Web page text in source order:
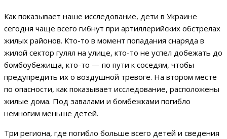
Как показывает наше исследование, дети в Украине
сегодня чаще всего гибнут при артиллерийских обстрелах
жилых районов. Кто-то в момент попадания снаряда в
жилой сектор гулял на улице, кто-то не успел добежать до
бомбоубежища, кто-то — по пути к соседям, чтобы
предупредить их о воздушной тревоге. На втором месте
по опасности, как показывает исследование, расположены
жилые дома. Под завалами и бомбежками погибло
немногим меньше детей.
Три региона, где погибло больше всего детей и сведения